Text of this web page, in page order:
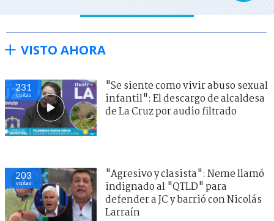
VISTO AHORA
231
visitas
"Se siente como vivir abuso sexual
infantil": El descargo de alcaldesa
de La Cruz por audio filtrado
203
visitas
"Agresivo y clasista": Neme llamó
indignado al "QTLD" para
defender a JC y barrió con Nicolás
Larraín